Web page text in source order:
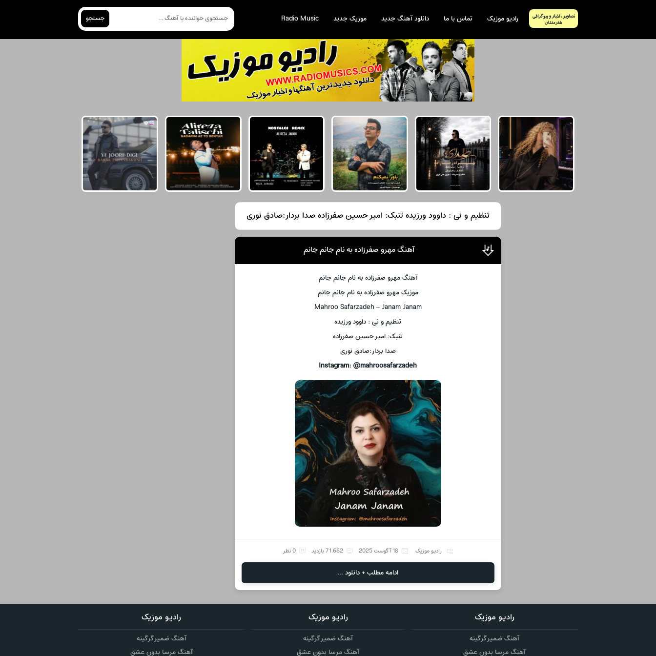
رادیو موزیک تماس با ما دانلود آهنگ جدید موزیک جدید Radio Music جستجو
تنظیم و نی : داوود ورزیده تنبک: امیر حسین صفرزاده صدا بردار:صادق نوری
آهنگ مهرو صفرزاده به نام جانم جانم
آهنگ مهرو صفرزاده به نام جانم جانم
موزیک مهرو صفرزاده به نام جانم جانم
Mahroo Safarzadeh – Janam Janam
تنظیم و نی : داوود ورزیده
تنبک: امیر حسین صفرزاده
صدا بردار:صادق نوری
Instagram: @mahroosafarzadeh
رادیو موزیک 18 آگوست 2025 71,662 بازدید 0 نظر
ادامه مطلب + دانلود ...
رادیو موزیک
آهنگ ضمیر گرگینه
آهنگ مرسا بدون عشق
رادیو موزیک
آهنگ ضمیر گرگینه
آهنگ مرسا بدون عشق
رادیو موزیک
آهنگ ضمیر گرگینه
آهنگ مرسا بدون عشق